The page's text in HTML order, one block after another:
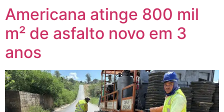
Americana atinge 800 mil
m² de asfalto novo em 3
anos